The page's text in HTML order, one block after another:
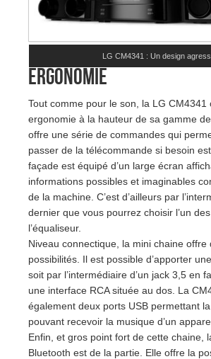
LG CM4341 : Un design
Ergonomie
Tout comme pour le son, la LG CM4341
ergonomie à la hauteur de sa gamme
offre une série de commandes qui
passer de la télécommande si besoin
façade est équipé d’un large écran
informations possibles et imaginables
de la machine. C’est d’ailleurs par
dernier que vous pourrez choisir l’un
l’équaliseur.
Niveau connectique, la mini chaine offre
possibilités. Il est possible d’apporter
soit par l’intermédiaire d’un jack 3,5 en
une interface RCA située au dos. La
également deux ports USB permettant
pouvant recevoir la musique d’un
Enfin, et gros point fort de cette chaine,
Bluetooth est de la partie. Elle offre la